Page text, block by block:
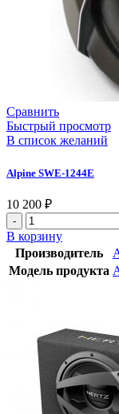
Сравнить
Быстрый просмотр
В список желаний
Alpine SWE-1244E
10 200 ₽
В корзину
Производитель
Модель продукта